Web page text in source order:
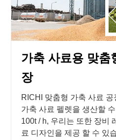
가축 사료용 맞춤
장
RICHI 맞춤형 가축 사료
가축 사료 펠렛을 생산할
100t / h, 우리는 또한 장비
료 디자인을 제공 할 수 있